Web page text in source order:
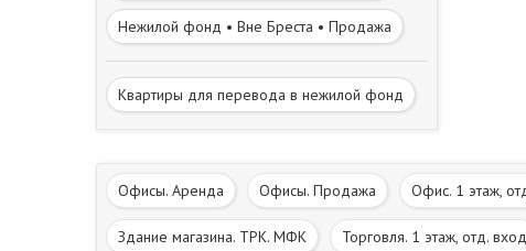
Нежилой фонд • Вне Бреста • Продажа
Квартиры для перевода в нежилой фонд
Офисы. Аренда Офисы. Продажа Офис. 1 этаж,
Здание магазина. ТРК. МФК Торговля. 1 этаж, отд. вход